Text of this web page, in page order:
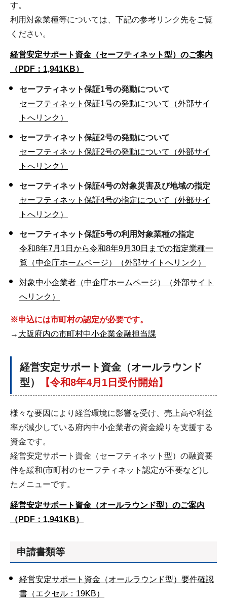
す。
利用対象業種等については、下記の参考リンク先をご覧
ください。
経営安定サポート資金（セーフティネット型）のご案内
（PDF：1,941KB）
セーフティネット保証1号の発動について
セーフティネット保証1号の発動について（外部サイ
トへリンク）
セーフティネット保証2号の発動について
セーフティネット保証2号の発動について（外部サイ
トへリンク）
セーフティネット保証4号の対象災害及び地域の指定
セーフティネット保証4号の指定について（外部サイ
トへリンク）
セーフティネット保証5号の利用対象業種の指定
令和8年7月1日から令和8年9月30日までの指定業種一
覧（中企庁ホームページ）（外部サイトへリンク）
対象中小企業者（中企庁ホームページ）（外部サイト
へリンク）
※申込には市町村の認定が必要です。
→ 大阪府内の市町村中小企業金融担当課
経営安定サポート資金（オールラウンド
型）
【令和8年4月1日受付開始】
様々な要因により経営環境に影響を受け、売上高や利益
率が減少している府内中小企業者の資金繰りを支援する
資金です。
経営安定サポート資金（セーフティネット型）の融資要
件を緩和(市町村のセーフティネット認定が不要など)し
たメニューです。
経営安定サポート資金（オールラウンド型）のご案内
（PDF：1,941KB）
申請書類等
経営安定サポート資金（オールラウンド型）要件確認
書（エクセル：19KB）